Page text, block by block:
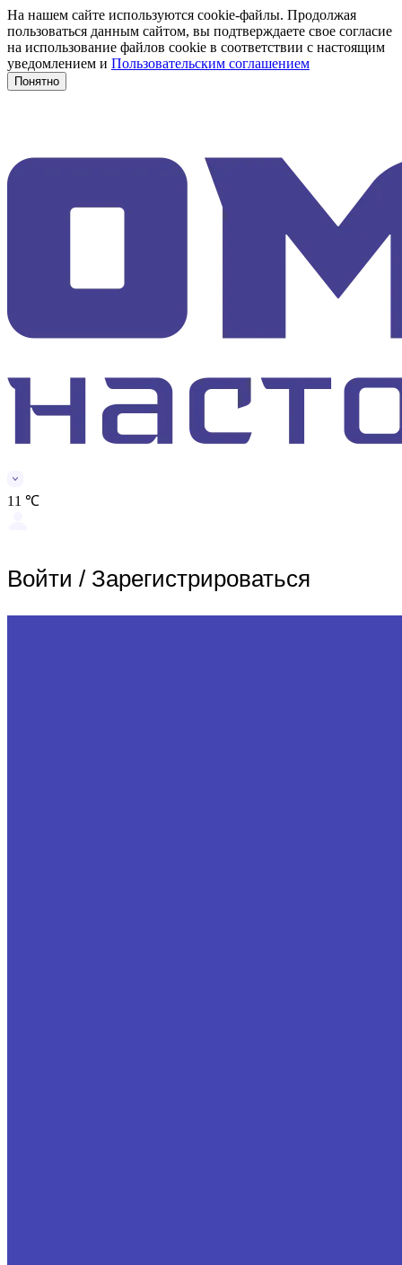
На нашем сайте используются cookie-файлы. Продолжая
пользоваться данным сайтом, вы подтверждаете свое согласие
на использование файлов cookie в соответствии с настоящим
уведомлением и Пользовательским соглашением
Понятно
11 ℃
Войти / Зарегистрироваться